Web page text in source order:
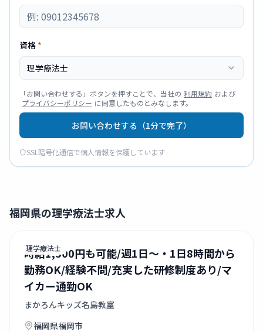
資格 *
理学療法士
「お問い合わせする 」ボタンを押すことで、当社の 利用規約 および
プライバシーポリシー に同意したものとみなします。
お問い合わせする（1分で完了）
SSL暗号化通信で個人情報を保護しています
福岡県の理学療法士求人
理学療法士
時給1,500円も可能/週1日～・1日8時間から
勤務OK/経験不問/充実した研修制度あり/マ
イカー通勤OK
まかろんキッズ名島教室
福岡県福岡市